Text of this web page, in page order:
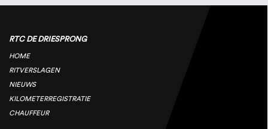
RTC DE DRIESPRONG
HOME
RITVERSLAGEN
NIEUWS
KILOMETERREGISTRATIE
CHAUFFEUR